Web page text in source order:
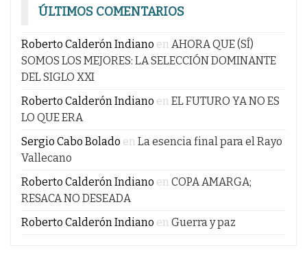
ÚLTIMOS COMENTARIOS
Roberto Calderón Indiano en AHORA QUE (SÍ)
SOMOS LOS MEJORES: LA SELECCIÓN DOMINANTE
DEL SIGLO XXI
Roberto Calderón Indiano en EL FUTURO YA NO ES
LO QUE ERA
Sergio Cabo Bolado en La esencia final para el Rayo
Vallecano
Roberto Calderón Indiano en COPA AMARGA;
RESACA NO DESEADA
Roberto Calderón Indiano en Guerra y paz